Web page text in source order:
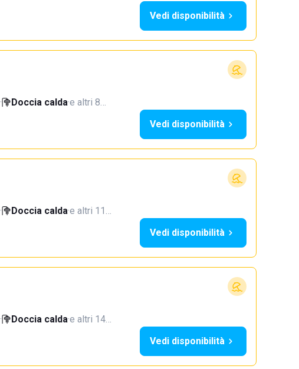
Vedi disponibilità
· Doccia calda·e altri 8…
Vedi disponibilità
· Doccia calda·e altri 11…
Vedi disponibilità
· Doccia calda·e altri 14…
Vedi disponibilità